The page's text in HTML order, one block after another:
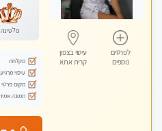
לפרטים
נוספים
עיסוי בצפון
קרית אתא
פלטינה
מקלחת
עיסוי מרגיע
מקום פרטי
תמונה